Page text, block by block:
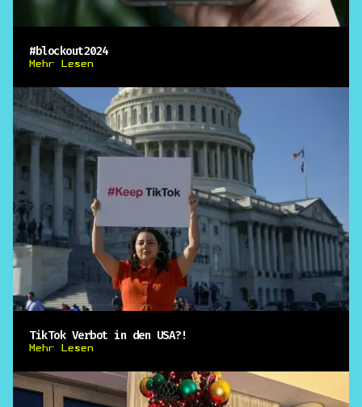
#blockout2024
Mehr Lesen
TikTok Verbot in den USA?!
Mehr Lesen